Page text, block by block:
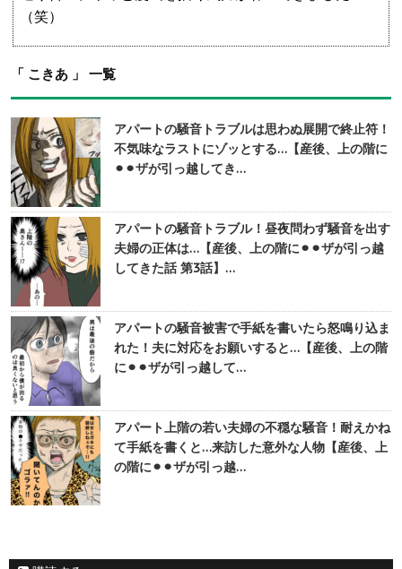
（笑）
「 こきあ 」 一覧
アパートの騒音トラブルは思わぬ展開で終止符！
不気味なラストにゾッとする…【産後、上の階に
⚫︎⚫︎ザが引っ越してき…
アパートの騒音トラブル！昼夜問わず騒音を出す
夫婦の正体は…【産後、上の階に⚫︎⚫︎ザが引っ越
してきた話 第3話】…
アパートの騒音被害で手紙を書いたら怒鳴り込ま
れた！夫に対応をお願いすると…【産後、上の階
に⚫︎⚫︎ザが引っ越して…
アパート上階の若い夫婦の不穏な騒音！耐えかね
て手紙を書くと…来訪した意外な人物【産後、上
の階に⚫︎⚫︎ザが引っ越…